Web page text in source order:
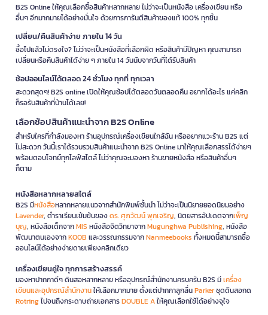
B2S Online ให้คุณเลือกซื้อสินค้าหลากหลาย ไม่ว่าจะเป็นหนังสือ เครื่องเขียน หรือ
อื่นๆ อีกมากมายได้อย่างมั่นใจ ด้วยการการันตีสินค้าของแท้ 100% ทุกชิ้น
เปลี่ยน/คืนสินค้าง่าย ภายใน 14 วัน
ซื้อไปแล้วไม่ตรงใจ? ไม่ว่าจะเป็นหนังสือที่เลือกผิด หรือสินค้ามีปัญหา คุณสามารถ
เปลี่ยนหรือคืนสินค้าได้ง่าย ๆ ภายใน 14 วันนับจากวันที่ได้รับสินค้า
ช้อปออนไลน์ได้ตลอด 24 ชั่วโมง ทุกที่ ทุกเวลา
สะดวกสุดๆ! B2S online เปิดให้คุณช้อปได้ตลอดวันตลอดคืน อยากได้อะไร แค่คลิก
ก็รอรับสินค้าที่บ้านได้เลย!
เลือกช้อปสินค้าแนะนำจาก B2S Online
สำหรับใครที่กำลังมองหา ร้านอุปกรณ์เครื่องเขียนใกล้ฉัน หรืออยากแวะร้าน B2S แต่
ไม่สะดวก วันนี้เราได้รวบรวมสินค้าแนะนำจาก B2S Online มาให้คุณเลือกสรรได้ง่ายๆ
พร้อมตอบโจทย์ทุกไลฟ์สไตล์ ไม่ว่าคุณจะมองหา ร้านขายหนังสือ หรือสินค้าอื่นๆ
ก็ตาม
หนังสือหลากหลายสไตล์
B2S มีหนังสือหลากหลายแนวจากสำนักพิมพ์ชั้นนำ ไม่ว่าจะเป็นนิยายยอดนิยมอย่าง
Lavender, ตำราเรียนเข้มข้นของดร. ศุภวัฒน์ พุกเจริญ, นิตยสารอัปเดตจากเพ็ญ
บุญ, หนังสือเด็กจากMIS หนังสือจิตวิทยาจากMugunghwa Publishing, หนังสือ
พัฒนาตนเองจากKOOB และวรรณกรรมจากNanmeebooks ทั้งหมดนี้สามารถซื้อ
ออนไลน์ได้อย่างง่ายดายเพียงคลิกเดียว
เครื่องเขียนคู่ใจ ทุกการสร้างสรรค์
มองหาปากกาดีๆ ดินสอหลากหลาย หรืออุปกรณ์สำนักงานครบครัน B2S มีเครื่อง
เขียนและอุปกรณ์สำนักงานให้เลือกมากมาย ตั้งแต่ปากกาลูกลื่นParkerชุดดินสอกด
Rotringไปจนถึงกระดาษถ่ายเอกสารDOUBLE Aให้คุณเลือกใช้ได้อย่างจุใจ